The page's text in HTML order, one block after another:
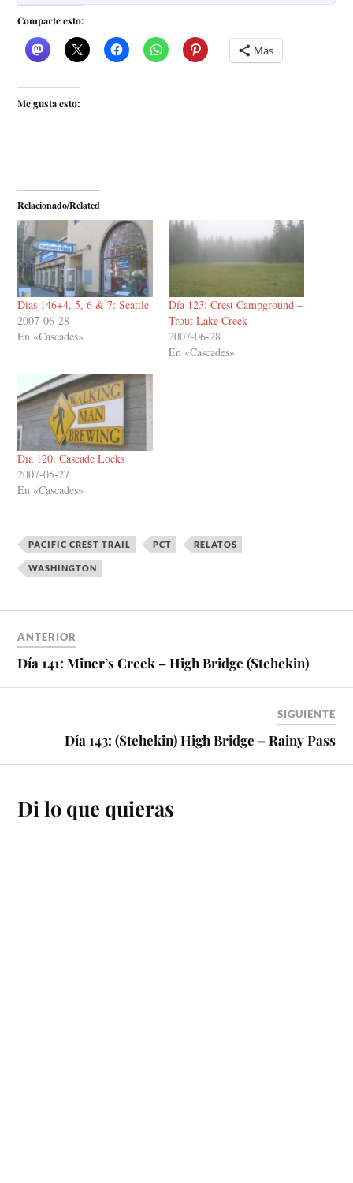
Comparte esto:
Más
Me gusta esto:
Relacionado/Related
Días 146+4, 5, 6 & 7: Seattle
2007-06-28
En «Cascades»
Día 123: Crest Campground –
Trout Lake Creek
2007-06-28
En «Cascades»
Día 120: Cascade Locks
2007-05-27
En «Cascades»
PACIFIC CREST TRAIL PCT RELATOS
WASHINGTON
ANTERIOR
Día 141: Miner’s Creek – High Bridge (Stehekin)
SIGUIENTE
Día 143: (Stehekin) High Bridge – Rainy Pass
Di lo que quieras